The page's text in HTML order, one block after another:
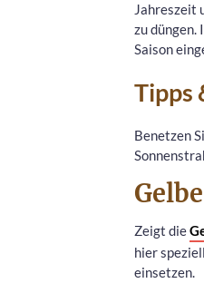
Jahreszeit
zu düngen.
Saison
Tipps
Benetzen
Zeigt die
hier
einsetzen.